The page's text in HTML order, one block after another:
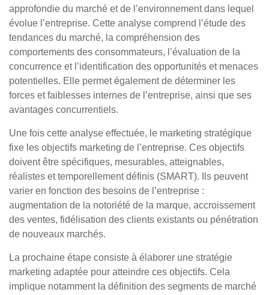
approfondie du marché et de l’environnement dans lequel
évolue l’entreprise. Cette analyse comprend l’étude des
tendances du marché, la compréhension des
comportements des consommateurs, l’évaluation de la
concurrence et l’identification des opportunités et menaces
potentielles. Elle permet également de déterminer les
forces et faiblesses internes de l’entreprise, ainsi que ses
avantages concurrentiels.
Une fois cette analyse effectuée, le marketing stratégique
fixe les objectifs marketing de l’entreprise. Ces objectifs
doivent être spécifiques, mesurables, atteignables,
réalistes et temporellement définis (SMART). Ils peuvent
varier en fonction des besoins de l’entreprise :
augmentation de la notoriété de la marque, accroissement
des ventes, fidélisation des clients existants ou pénétration
de nouveaux marchés.
La prochaine étape consiste à élaborer une stratégie
marketing adaptée pour atteindre ces objectifs. Cela
implique notamment la définition des segments de marché